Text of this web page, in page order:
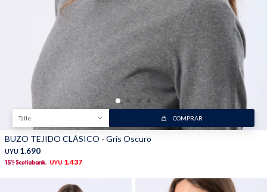
Talle COMPRAR
BUZO TEJIDO CLÁSICO - Gris Oscuro
UYU 1.690
UYU 1.437